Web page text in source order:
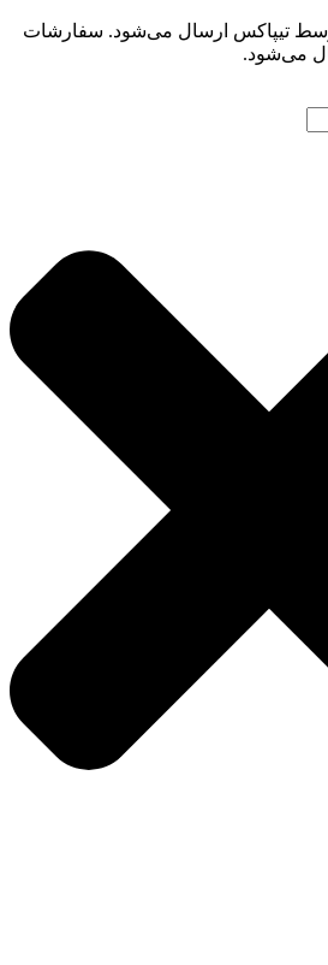
تیپاکس ارسال می‌شود. سفارشات
می‌شود.